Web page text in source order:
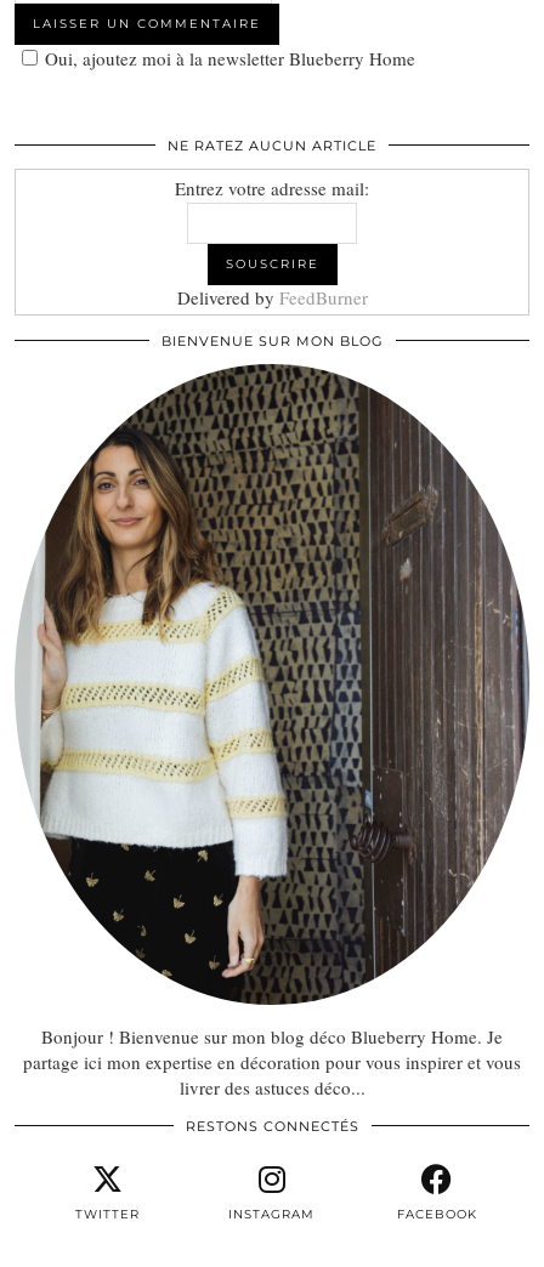
Oui, ajoutez moi à la newsletter Blueberry Home
NE RATEZ AUCUN ARTICLE
Entrez votre adresse mail:
Delivered by FeedBurner
BIENVENUE SUR MON BLOG
Bonjour ! Bienvenue sur mon blog déco Blueberry Home. Je
partage ici mon expertise en décoration pour vous inspirer et vous
livrer des astuces déco...
RESTONS CONNECTÉS
TWITTER INSTAGRAM FACEBOOK